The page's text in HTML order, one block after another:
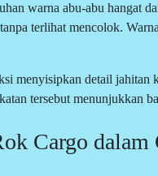
warna abu-abu hangat
terlihat mencolok.
menyisipkan detail jahitan
tersebut menunjukkan
Cargo dalam